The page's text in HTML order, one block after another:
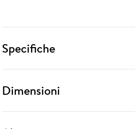
Specifiche
Dimensioni